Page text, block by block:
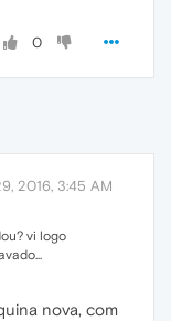
0
2016, 3:45 AM
vi logo
nova, com